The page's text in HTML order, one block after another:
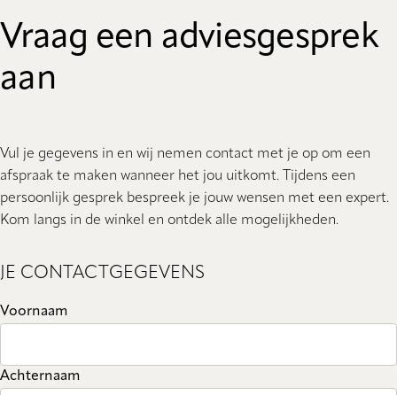
Vraag een adviesgesprek
aan
Vul je gegevens in en wij nemen contact met je op om een
afspraak te maken wanneer het jou uitkomt. Tijdens een
persoonlijk gesprek bespreek je jouw wensen met een expert.
Kom langs in de winkel en ontdek alle mogelijkheden.
JE CONTACTGEGEVENS
Voornaam
Achternaam